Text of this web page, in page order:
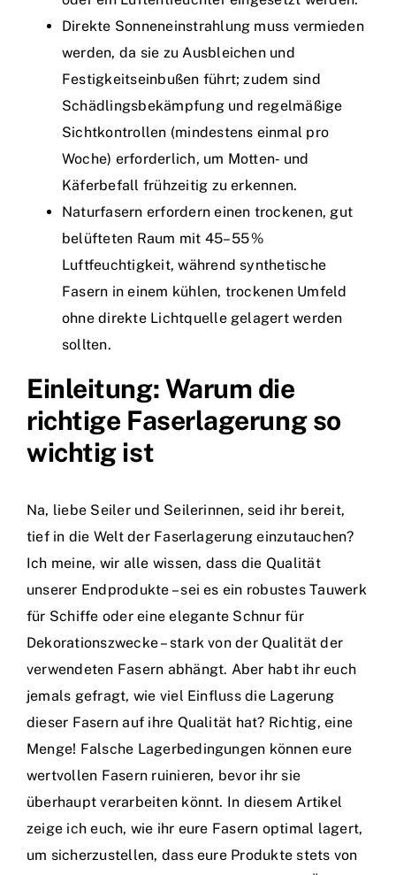
Direkte Sonneneinstrahlung muss vermieden
werden, da sie zu Ausbleichen und
Festigkeitseinbußen führt; zudem sind
Schädlingsbekämpfung und regelmäßige
Sichtkontrollen (mindestens einmal pro
Woche) erforderlich, um Motten‑ und
Käferbefall frühzeitig zu erkennen.
Naturfasern erfordern einen trockenen, gut
belüfteten Raum mit 45–55 %
Luftfeuchtigkeit, während synthetische
Fasern in einem kühlen, trockenen Umfeld
ohne direkte Lichtquelle gelagert werden
sollten.
Einleitung: Warum die
richtige Faserlagerung so
wichtig ist
Na, liebe Seiler und Seilerinnen, seid ihr bereit,
tief in die Welt der Faserlagerung einzutauchen?
Ich meine, wir alle wissen, dass die Qualität
unserer Endprodukte – sei es ein robustes Tauwerk
für Schiffe oder eine elegante Schnur für
Dekorationszwecke – stark von der Qualität der
verwendeten Fasern abhängt. Aber habt ihr euch
jemals gefragt, wie viel Einfluss die Lagerung
dieser Fasern auf ihre Qualität hat? Richtig, eine
Menge! Falsche Lagerbedingungen können eure
wertvollen Fasern ruinieren, bevor ihr sie
überhaupt verarbeiten könnt. In diesem Artikel
zeige ich euch, wie ihr eure Fasern optimal lagert,
um sicherzustellen, dass eure Produkte stets von